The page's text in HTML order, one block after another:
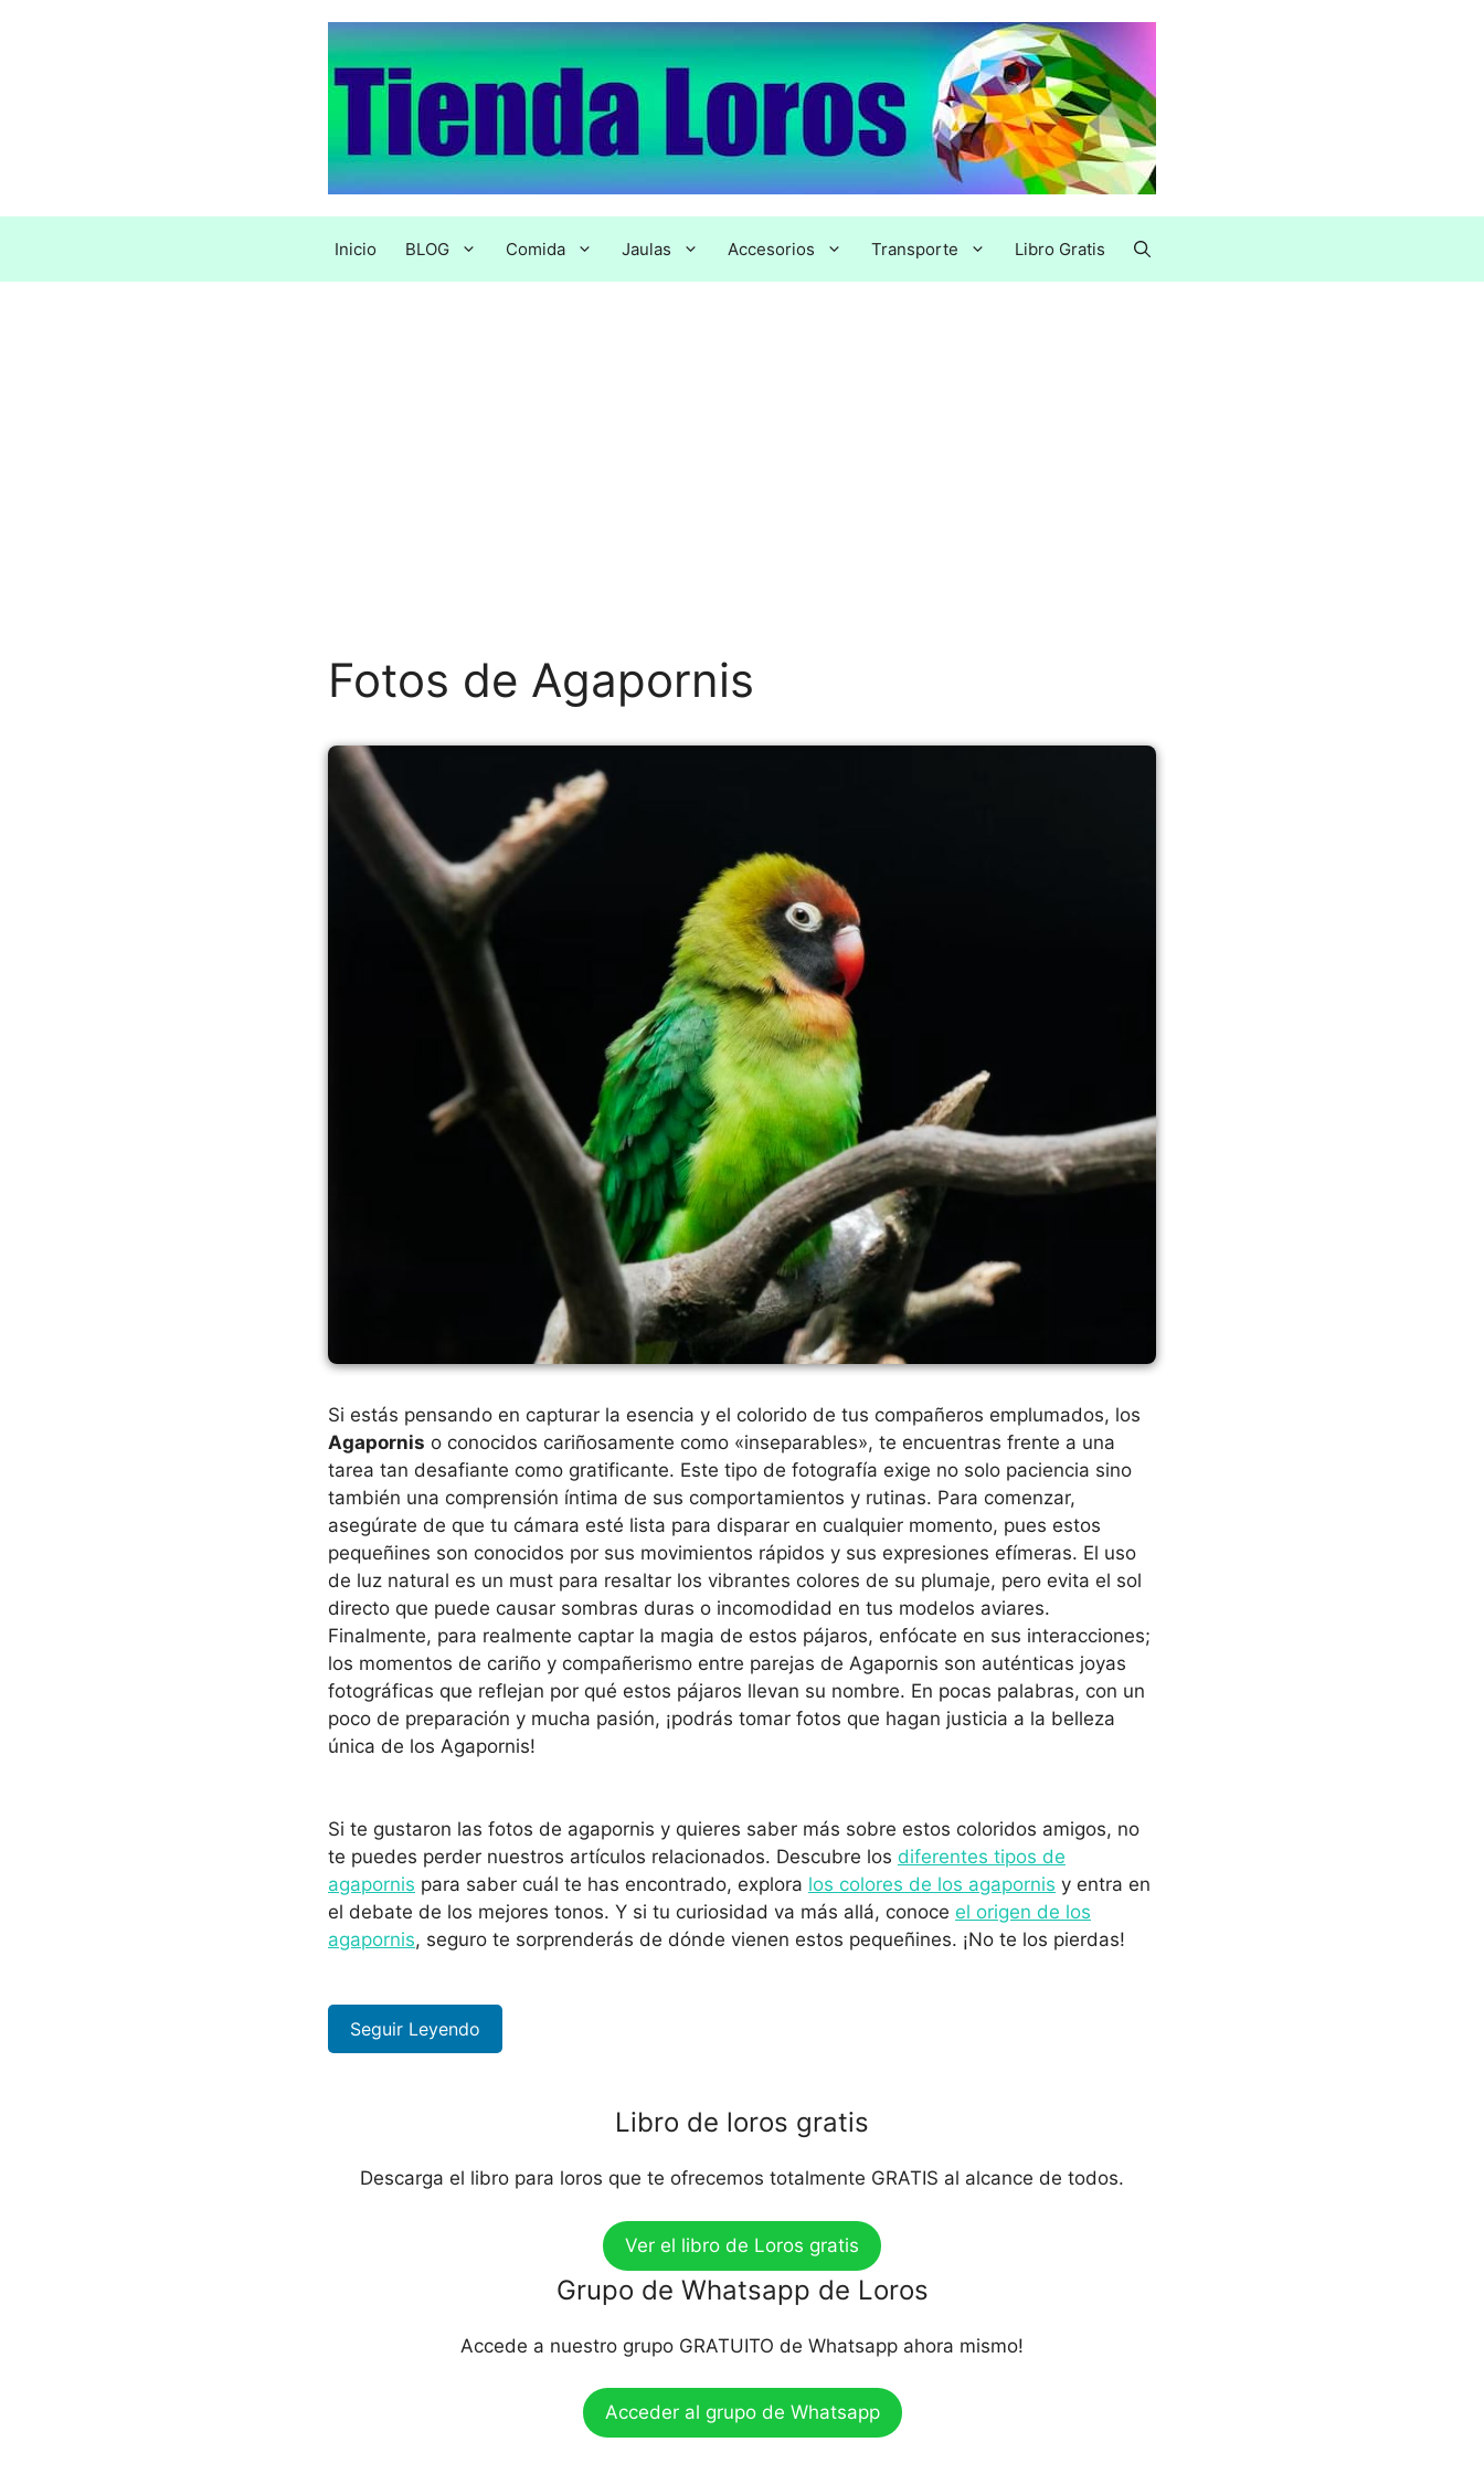
Inicio BLOG Comida Jaulas Accesorios Transporte Libro Gratis
Fotos de Agapornis
Si estás pensando en capturar la esencia y el colorido de tus compañeros emplumados, los
Agapornis o conocidos cariñosamente como «inseparables», te encuentras frente a una
tarea tan desafiante como gratificante. Este tipo de fotografía exige no solo paciencia sino
también una comprensión íntima de sus comportamientos y rutinas. Para comenzar,
asegúrate de que tu cámara esté lista para disparar en cualquier momento, pues estos
pequeñines son conocidos por sus movimientos rápidos y sus expresiones efímeras. El uso
de luz natural es un must para resaltar los vibrantes colores de su plumaje, pero evita el sol
directo que puede causar sombras duras o incomodidad en tus modelos aviares.
Finalmente, para realmente captar la magia de estos pájaros, enfócate en sus interacciones;
los momentos de cariño y compañerismo entre parejas de Agapornis son auténticas joyas
fotográficas que reflejan por qué estos pájaros llevan su nombre. En pocas palabras, con un
poco de preparación y mucha pasión, ¡podrás tomar fotos que hagan justicia a la belleza
única de los Agapornis!
Si te gustaron las fotos de agapornis y quieres saber más sobre estos coloridos amigos, no
te puedes perder nuestros artículos relacionados. Descubre los diferentes tipos de
agapornis para saber cuál te has encontrado, explora los colores de los agapornis y entra en
el debate de los mejores tonos. Y si tu curiosidad va más allá, conoce el origen de los
agapornis, seguro te sorprenderás de dónde vienen estos pequeñines. ¡No te los pierdas!
Seguir Leyendo
Libro de loros gratis
Descarga el libro para loros que te ofrecemos totalmente GRATIS al alcance de todos.
Ver el libro de Loros gratis
Grupo de Whatsapp de Loros
Accede a nuestro grupo GRATUITO de Whatsapp ahora mismo!
Acceder al grupo de Whatsapp